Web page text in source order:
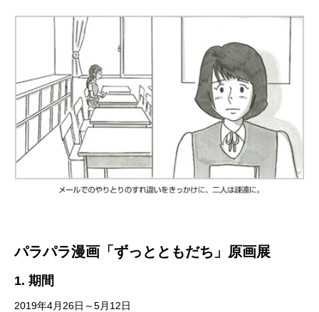
パラパラ漫画「ずっとともだち」原画展
1. 期間
2019年4月26日～5月12日